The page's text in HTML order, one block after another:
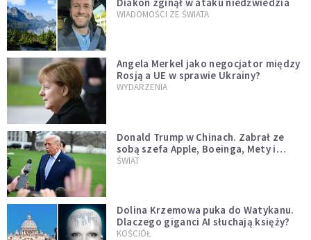
Diakon zginął w ataku niedźwiedzia
WIADOMOŚCI ZE ŚWIATA
Angela Merkel jako negocjator między
Rosją a UE w sprawie Ukrainy?
WYDARZENIA
Donald Trump w Chinach. Zabrał ze
sobą szefa Apple, Boeinga, Mety i
Muska
ŚWIAT
Dolina Krzemowa puka do Watykanu.
Dlaczego giganci AI słuchają księży?
KOŚCIÓŁ